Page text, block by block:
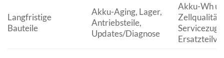
Langfristige
Bauteile
Akku-Aging, Lager,
Antriebsteile,
Updates/Diagnose
Akku-Wh
Zellqualität,